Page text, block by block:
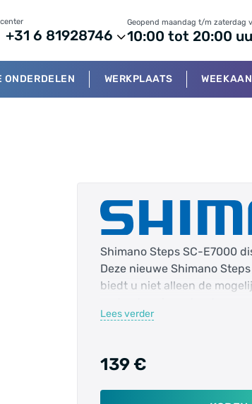
+31 6 81928746
Geopend maandag t/m zaterdag
10:00 tot 20:00
ONDERDELEN WERKPLAATS
Shimano Steps SC-E7000
Deze nieuwe Shimano
biedt u niet alleen de
passen, maar toont ook
volgende informatie en
zijn op het display:
Lees verder
139 €